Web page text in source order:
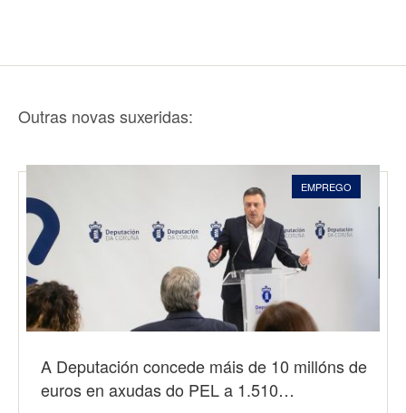
Outras novas suxeridas:
EMPREGO
A Deputación concede máis de 10 millóns de
euros en axudas do PEL a 1.510…